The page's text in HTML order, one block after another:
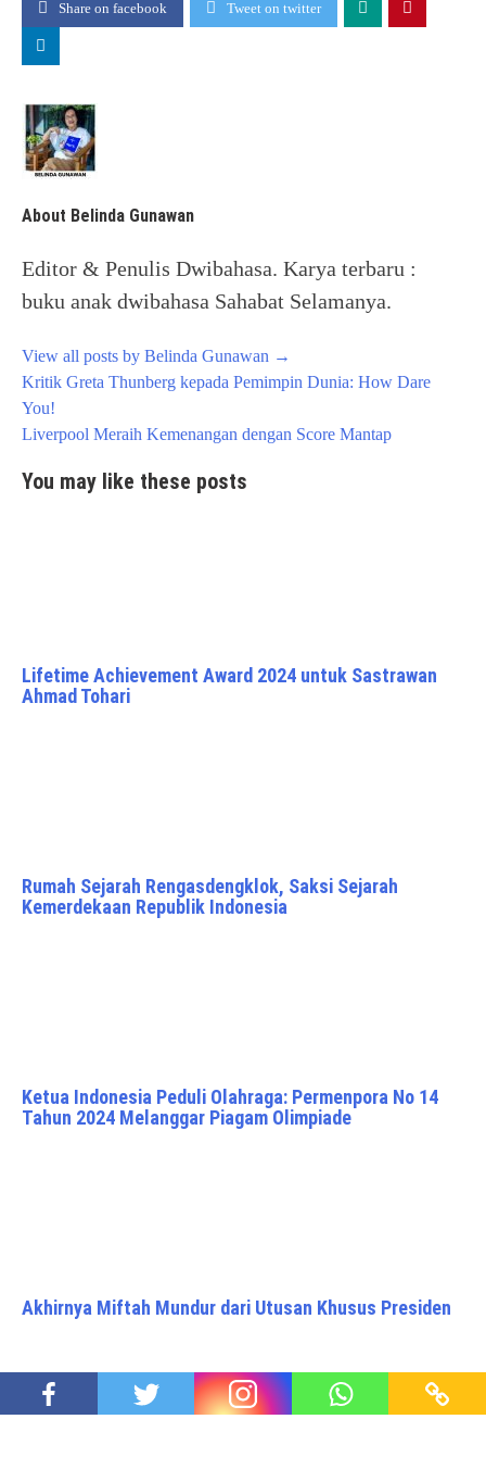
Share on facebook Tweet on twitter
About Belinda Gunawan
Editor & Penulis Dwibahasa. Karya terbaru :
buku anak dwibahasa Sahabat Selamanya.
View all posts by Belinda Gunawan →
Post
navigation
Kritik Greta Thunberg kepada Pemimpin Dunia: How Dare
You!
Liverpool Meraih Kemenangan dengan Score Mantap
You may like these posts
Lifetime Achievement Award 2024 untuk Sastrawan
Ahmad Tohari
Rumah Sejarah Rengasdengklok, Saksi Sejarah
Kemerdekaan Republik Indonesia
Ketua Indonesia Peduli Olahraga: Permenpora No 14
Tahun 2024 Melanggar Piagam Olimpiade
Akhirnya Miftah Mundur dari Utusan Khusus Presiden